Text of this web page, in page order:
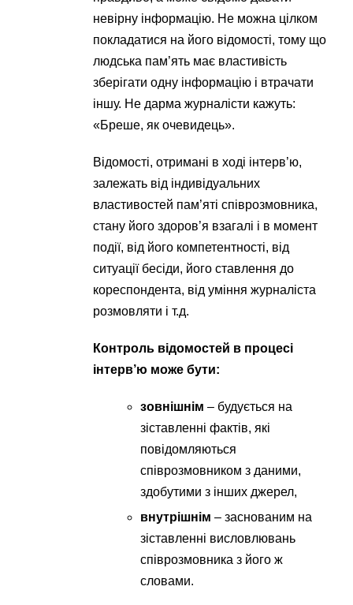
невірну інформацію. Не можна цілком
покладатися на його відомості, тому що
людська пам’ять має властивість
зберігати одну інформацію і втрачати
іншу. Не дарма журналісти кажуть:
«Бреше, як очевидець».
Відомості, отримані в ході інтерв’ю,
залежать від індивідуальних
властивостей пам’яті співрозмовника,
стану його здоров’я взагалі і в момент
події, від його компетентності, від
ситуації бесіди, його ставлення до
кореспондента, від уміння журналіста
розмовляти і т.д.
Контроль відомостей в процесі
інтерв’ю може бути:
зовнішнім – будується на
зіставленні фактів, які
повідомляються
співрозмовником з даними,
здобутими з інших джерел,
внутрішнім – заснованим на
зіставленні висловлювань
співрозмовника з його ж
словами.